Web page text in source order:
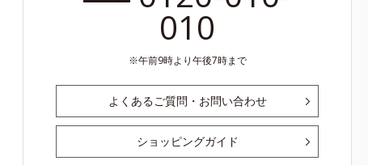
010
午前9時より午後7時まで
よくあるご質問・お問い合わせ
ショッピングガイド